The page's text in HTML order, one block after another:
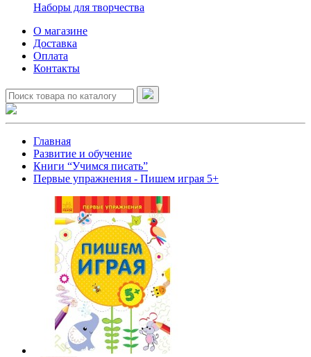
Наборы для творчества
О магазине
Доставка
Оплата
Контакты
Главная
Развитие и обучение
Книги “Учимся писать”
Первые упражнения - Пишем играя 5+